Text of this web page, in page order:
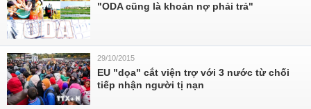
"ODA cũng là khoản nợ phải trả"
29/10/2015
EU "dọa" cắt viện trợ với 3 nước từ chối
tiếp nhận người tị nạn